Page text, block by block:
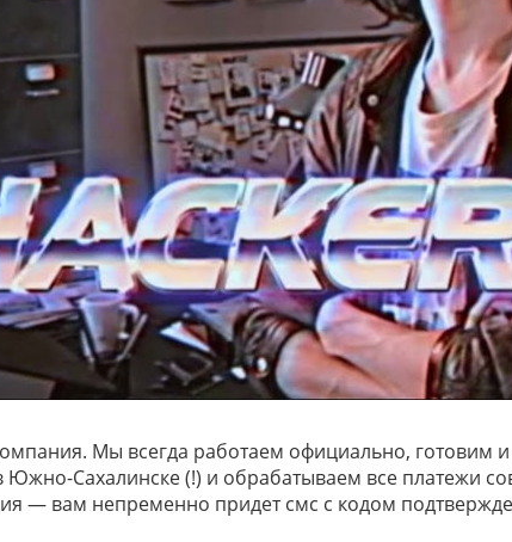
Мы всегда работаем официально, готовим
Южно-Сахалинске (!) и обрабатываем все платежи
— вам непременно придет смс с кодом